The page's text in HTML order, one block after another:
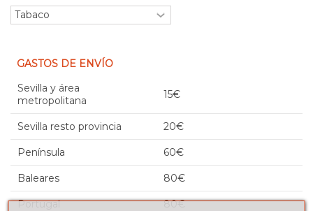
GASTOS DE ENVÍO
Sevilla y área
metropolitana
15€
Sevilla resto provincia 20€
Península 60€
Baleares 80€
Portugal 80€